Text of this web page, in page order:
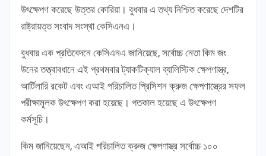
উৎক্ষেপণ করেছে উত্তর কোরিয়া। বুধবার এ তথ্য নিশ্চিত করেছে দেশটির
রাষ্ট্রায়ত্ত সংবাদ সংস্থা কেসিএনএ।
বুধবার এক প্রতিবেদনে কেসিএনএ জানিয়েছে, সর্বোচ্চ নেতা কিম জং
উনের তত্ত্বাবধানে এই প্রথমবার ট্যাকটিক্যাল ব্যালিস্টিক ক্ষেপণাস্ত্র,
আর্টিলারি রকেট এবং এআই পরিচালিত প্রিসিশন ক্রুজ ক্ষেপণাস্ত্রের সফল
পরীক্ষামূলক উৎক্ষেপণ করা হয়েছে। গতকাল হয়েছে এ উৎক্ষেপণ
কর্মসূচি।
কিম জানিয়েছেন, এআই পরিচালিত ক্রুজ ক্ষেপণাস্ত্র সর্বোচ্চ ১০০